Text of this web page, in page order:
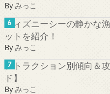
Byみっこ
ディズニーシーの静かな
ットを紹介！
Byみっこ
アトラクション別傾向＆
ド】
Byみっこ